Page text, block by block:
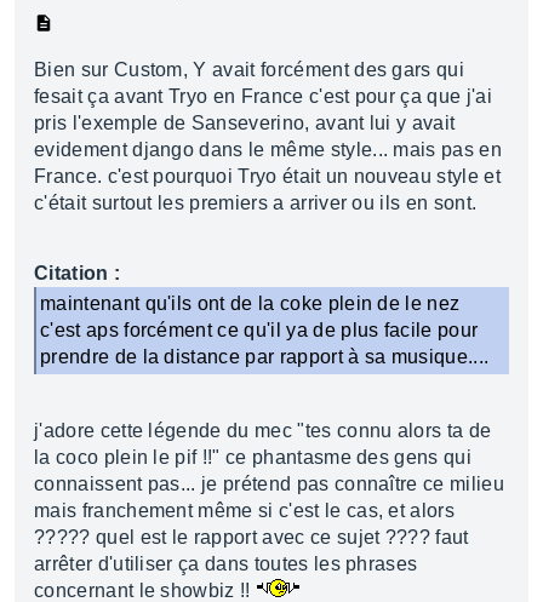
Bien sur Custom, Y avait forcément des gars qui
fesait ça avant Tryo en France c'est pour ça que j'ai
pris l'exemple de Sanseverino, avant lui y avait
evidement django dans le même style... mais pas en
France. c'est pourquoi Tryo était un nouveau style et
c'était surtout les premiers a arriver ou ils en sont.
Citation :
maintenant qu'ils ont de la coke plein de le nez
c'est aps forcément ce qu'il ya de plus facile pour
prendre de la distance par rapport à sa musique....
j'adore cette légende du mec "tes connu alors ta de
la coco plein le pif !!" ce phantasme des gens qui
connaissent pas... je prétend pas connaître ce milieu
mais franchement même si c'est le cas, et alors
????? quel est le rapport avec ce sujet ???? faut
arrêter d'utiliser ça dans toutes les phrases
concernant le showbiz !!